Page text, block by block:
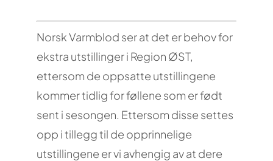
Norsk Varmblod ser at det er behov for
ekstra utstillinger i Region ØST,
ettersom de oppsatte utstillingene
kommer tidlig for føllene som er født
sent i sesongen. Ettersom disse settes
opp i tillegg til de opprinnelige
utstillingene er vi avhengig av at dere